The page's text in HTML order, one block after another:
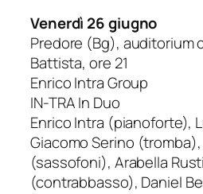
Venerdì 26 giugno
Predore (Bg), auditorium
Battista,ore 21
Enrico Intra Group
IN-TRA In Duo
Enrico Intra (pianoforte),
Giacomo Serino
(sassofoni), Arabella
(contrabbasso), Daniel